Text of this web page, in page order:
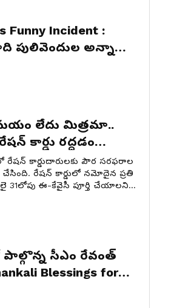
Funny Incident :
పులివెందుల అన్నాడు
లేదు మిత్ర‌మా..
కార్డు ర‌ద్దడం
రేషన్ కార్డుదారులకు పౌర సరఫరాల
రేషన్ కార్డులో నమోదైన ప్రతి
31లోపు ఈ-కేవైసీ పూర్తి చేయాలని
సీఎం రేవంత్
Blessings for